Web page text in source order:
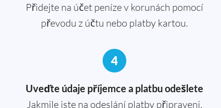
Přidejte na účet peníze v korunách pomocí
převodu z účtu nebo platby kartou.
4
Uveďte údaje příjemce a platbu odešlete
Jakmile jste na odeslání platby připraveni,